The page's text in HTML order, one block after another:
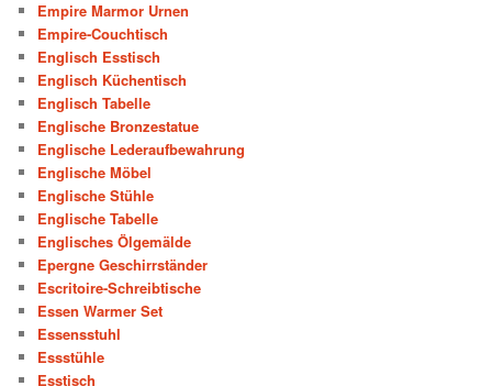
Empire Marmor Urnen
Empire-Couchtisch
Englisch Esstisch
Englisch Küchentisch
Englisch Tabelle
Englische Bronzestatue
Englische Lederaufbewahrung
Englische Möbel
Englische Stühle
Englische Tabelle
Englisches Ölgemälde
Epergne Geschirrständer
Escritoire-Schreibtische
Essen Warmer Set
Essensstuhl
Essstühle
Esstisch